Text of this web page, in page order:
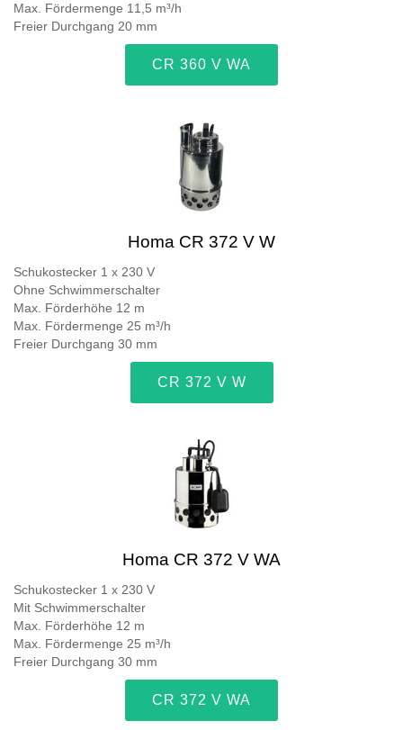
Max. Fördermenge 11,5 m³/h
Freier Durchgang 20 mm
CR 360 V WA
Homa CR 372 V W
Schukostecker 1 x 230 V
Ohne Schwimmerschalter
Max. Förderhöhe 12 m
Max. Fördermenge 25 m³/h
Freier Durchgang 30 mm
CR 372 V W
Homa CR 372 V WA
Schukostecker 1 x 230 V
Mit Schwimmerschalter
Max. Förderhöhe 12 m
Max. Fördermenge 25 m³/h
Freier Durchgang 30 mm
CR 372 V WA